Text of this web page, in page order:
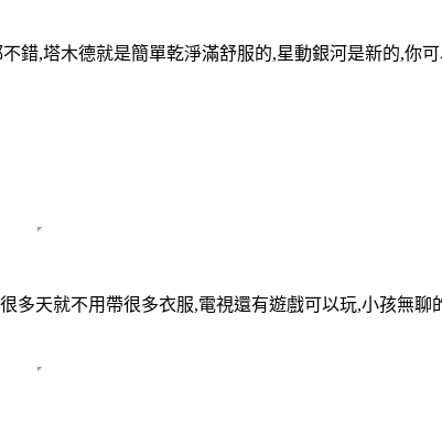
錯,塔木德就是簡單乾淨滿舒服的,星動銀河是新的,你
天就不用帶很多衣服,電視還有遊戲可以玩,小孩無聊